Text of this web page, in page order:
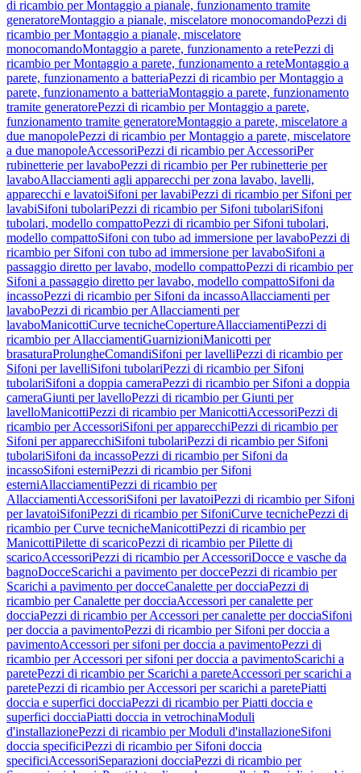
di ricambio per Montaggio a pianale, funzionamento tramite
generatoreMontaggio a pianale, miscelatore monocomandoPezzi di
ricambio per Montaggio a pianale, miscelatore
monocomandoMontaggio a parete, funzionamento a retePezzi di
ricambio per Montaggio a parete, funzionamento a reteMontaggio a
parete, funzionamento a batteriaPezzi di ricambio per Montaggio a
parete, funzionamento a batteriaMontaggio a parete, funzionamento
tramite generatorePezzi di ricambio per Montaggio a parete,
funzionamento tramite generatoreMontaggio a parete, miscelatore a
due manopolePezzi di ricambio per Montaggio a parete, miscelatore
a due manopoleAccessoriPezzi di ricambio per AccessoriPer
rubinetterie per lavaboPezzi di ricambio per Per rubinetterie per
lavaboAllacciamenti agli apparecchi per zona lavabo, lavelli,
apparecchi e lavatoiSifoni per lavabiPezzi di ricambio per Sifoni per
lavabiSifoni tubolariPezzi di ricambio per Sifoni tubolariSifoni
tubolari, modello compattoPezzi di ricambio per Sifoni tubolari,
modello compattoSifoni con tubo ad immersione per lavaboPezzi di
ricambio per Sifoni con tubo ad immersione per lavaboSifoni a
passaggio diretto per lavabo, modello compattoPezzi di ricambio per
Sifoni a passaggio diretto per lavabo, modello compattoSifoni da
incassoPezzi di ricambio per Sifoni da incassoAllacciamenti per
lavaboPezzi di ricambio per Allacciamenti per
lavaboManicottiCurve tecnicheCopertureAllacciamentiPezzi di
ricambio per AllacciamentiGuarnizioniManicotti per
brasaturaProlungheComandiSifoni per lavelliPezzi di ricambio per
Sifoni per lavelliSifoni tubolariPezzi di ricambio per Sifoni
tubolariSifoni a doppia cameraPezzi di ricambio per Sifoni a doppia
cameraGiunti per lavelloPezzi di ricambio per Giunti per
lavelloManicottiPezzi di ricambio per ManicottiAccessoriPezzi di
ricambio per AccessoriSifoni per apparecchiPezzi di ricambio per
Sifoni per apparecchiSifoni tubolariPezzi di ricambio per Sifoni
tubolariSifoni da incassoPezzi di ricambio per Sifoni da
incassoSifoni esterniPezzi di ricambio per Sifoni
esterniAllacciamentiPezzi di ricambio per
AllacciamentiAccessoriSifoni per lavatoiPezzi di ricambio per Sifoni
per lavatoiSifoniPezzi di ricambio per SifoniCurve tecnichePezzi di
ricambio per Curve tecnicheManicottiPezzi di ricambio per
ManicottiPilette di scaricoPezzi di ricambio per Pilette di
scaricoAccessoriPezzi di ricambio per AccessoriDocce e vasche da
bagnoDocceScarichi a pavimento per doccePezzi di ricambio per
Scarichi a pavimento per docceCanalette per docciaPezzi di
ricambio per Canalette per docciaAccessori per canalette per
docciaPezzi di ricambio per Accessori per canalette per docciaSifoni
per doccia a pavimentoPezzi di ricambio per Sifoni per doccia a
pavimentoAccessori per sifoni per doccia a pavimentoPezzi di
ricambio per Accessori per sifoni per doccia a pavimentoScarichi a
paretePezzi di ricambio per Scarichi a pareteAccessori per scarichi a
paretePezzi di ricambio per Accessori per scarichi a paretePiatti
doccia e superfici docciaPezzi di ricambio per Piatti doccia e
superfici docciaPiatti doccia in vetrochinaModuli
d'installazionePezzi di ricambio per Moduli d'installazioneSifoni
doccia specificiPezzi di ricambio per Sifoni doccia
specificiAccessoriSeparazioni docciaPezzi di ricambio per